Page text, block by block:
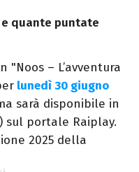
quante puntate
– L’avventura
lunedì 30 giugno
sarà disponibile in
sul portale Raiplay.
2025 della